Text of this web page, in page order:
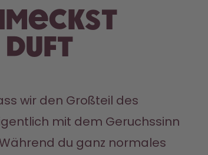
Duft
wir den Großteil des
mit dem Geruchssinn
du ganz normales